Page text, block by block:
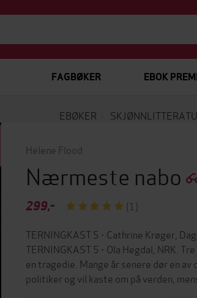
FAGBØKER EBOK
EBØKER
Helene Flood
Nærmeste nabo
299,-
(1)
TERNINGKAST 5 - Cathrine Krøger,
TERNINGKAST 5 - Ola Hegdal, NRK.
en tragedie. Mange år senere dør en
politiker og vil kaste om på verden,